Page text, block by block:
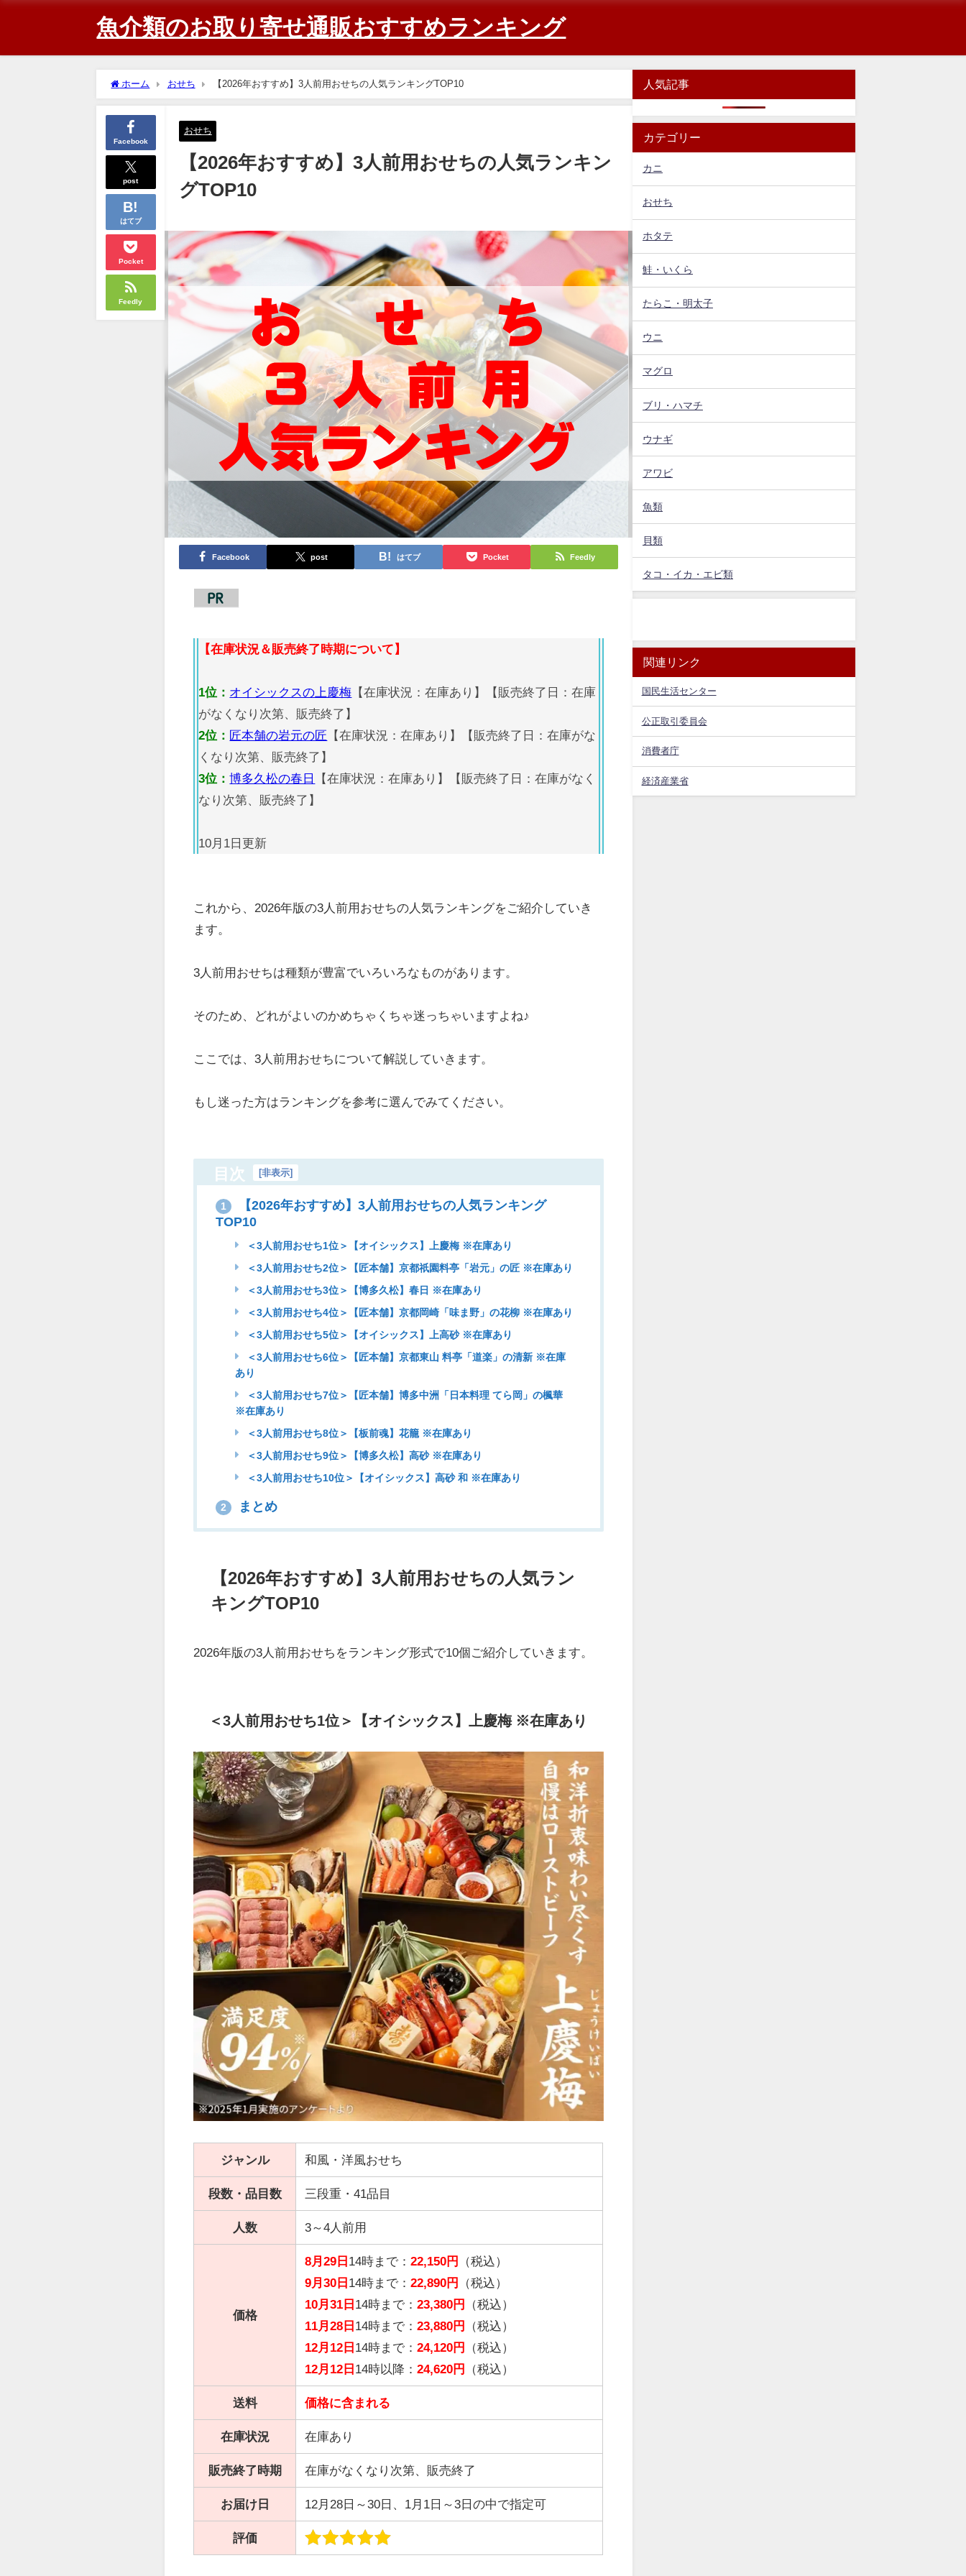
魚介類のお取り寄せ通販おすすめランキング
ホーム おせち 【2026年おすすめ】3人前用おせちの人気ランキングTOP10
Facebook
post
はてブ
Pocket
Feedly
おせち
【2026年おすすめ】3人前用おせちの人気ランキン
グTOP10
Facebook post はてブ Pocket Feedly
【在庫状況＆販売終了時期について】
1位： オイシックスの上慶梅 【在庫状況：在庫あり】【販売終了日：在庫
がなくなり次第、販売終了】
2位： 匠本舗の岩元の匠 【在庫状況：在庫あり】【販売終了日：在庫がな
くなり次第、販売終了】
3位：博多久松の春日
【在庫状況：在庫あり】【販売終了日：在庫がなく
なり次第、販売終了】
10月1日更新
これから、2026年版の3人前用おせちの人気ランキングをご紹介していき
ます。
3人前用おせちは種類が豊富でいろいろなものがあります。
そのため、どれがよいのかめちゃくちゃ迷っちゃいますよね♪
ここでは、3人前用おせちについて解説していきます。
もし迷った方はランキングを参考に選んでみてください。
目次 [非表示]
1
【2026年おすすめ】3人前用おせちの人気ランキング
TOP10
＜3人前用おせち1位＞【オイシックス】上慶梅 ※在庫あり
＜3人前用おせち2位＞【匠本舗】京都祇園料亭「岩元」の匠 ※在庫あり
＜3人前用おせち3位＞【博多久松】春日 ※在庫あり
＜3人前用おせち4位＞【匠本舗】京都岡崎「味ま野」の花柳 ※在庫あり
＜3人前用おせち5位＞【オイシックス】上高砂 ※在庫あり
＜3人前用おせち6位＞【匠本舗】京都東山 料亭「道楽」の清新 ※在庫
あり
＜3人前用おせち7位＞【匠本舗】博多中洲「日本料理 てら岡」の楓華
※在庫あり
＜3人前用おせち8位＞【板前魂】花籠 ※在庫あり
＜3人前用おせち9位＞【博多久松】高砂 ※在庫あり
＜3人前用おせち10位＞【オイシックス】高砂 和 ※在庫あり
2 まとめ
【2026年おすすめ】3人前用おせちの人気ラン
キングTOP10
2026年版の3人前用おせちをランキング形式で10個ご紹介していきます。
＜3人前用おせち1位＞【オイシックス】上慶梅 ※在庫あり
ジャンル 和風・洋風おせち
段数・品目数 三段重・41品目
人数 3～4人前用
価格
8月29日 14時まで：22,150円
（税込）
9月30日 14時まで：22,890円
（税込）
10月31日 14時まで：23,380円
（税込）
11月28日 14時まで：23,880円
（税込）
12月12日 14時まで：24,120円
（税込）
12月12日 14時以降：24,620円 （税込）
送料 価格に含まれる
在庫状況 在庫あり
販売終了時期 在庫がなくなり次第、販売終了
お届け日 12月28日～30日、1月1日～3日の中で指定可
評価
人気記事
カテゴリー
カニ
おせち
ホタテ
鮭・いくら
たらこ・明太子
ウニ
マグロ
ブリ・ハマチ
ウナギ
アワビ
魚類
貝類
タコ・イカ・エビ類
関連リンク
国民生活センター
公正取引委員会
消費者庁
経済産業省